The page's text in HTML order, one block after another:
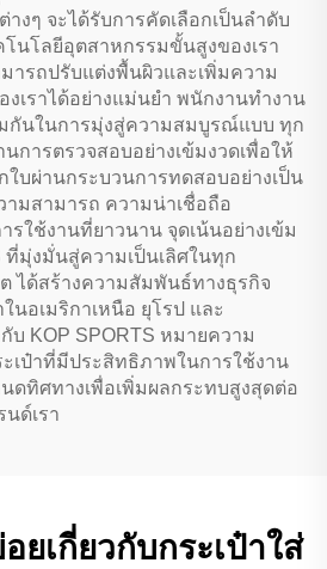
งๆ จะได้รับการคัดเลือกเป็นลำดับ
โนโลยีอุตสาหกรรมขั้นสูงของเรา
ารถปรับแต่งพื้นผิวและเพิ่มความ
งเราได้อย่างแม่นยำ พนักงานทำงาน
กันในการมุ่งสู่ความสมบูรณ์แบบ ทุก
นการตรวจสอบอย่างเข้มงวดเพื่อให้
ใบผ่านกระบวนการทดสอบอย่างเป็น
ามสามารถ ความน่าเชื่อถือ
รใช้งานที่ยาวนาน จุดเน้นอย่างเข้ม
ที่มุ่งมั่นสู่ความเป็นเลิศในทุก
ได้สร้างความสัมพันธ์ทางธุรกิจ
นอเมริกาเหนือ ยุโรป และ
บ KOP SPORTS หมายความ
เป๋าที่มีประสิทธิภาพในการใช้งาน
ดทิศทางเพื่อเพิ่มผลกระทบสูงสุดต่อ
ด์เรา
ยเกี่ยวกับกระเป๋าใส่